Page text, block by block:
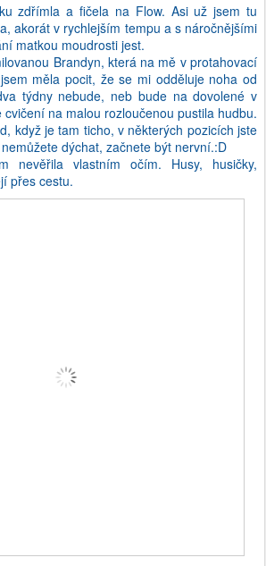
zdřímla a fičela na Flow. Asi už jsem tu
akorát v rychlejším tempu a s náročnějšími
matkou moudrosti jest.
Brandyn, která na mě v protahovací
měla pocit, že se mi odděluje noha od
týdny nebude, neb bude na dovolené v
na malou rozloučenou pustila hudbu.
když je tam ticho, v některých pozicích jste
dýchat, začnete být nervní.:D
nevěřila vlastním očím. Husy, husičky,
přes cestu.